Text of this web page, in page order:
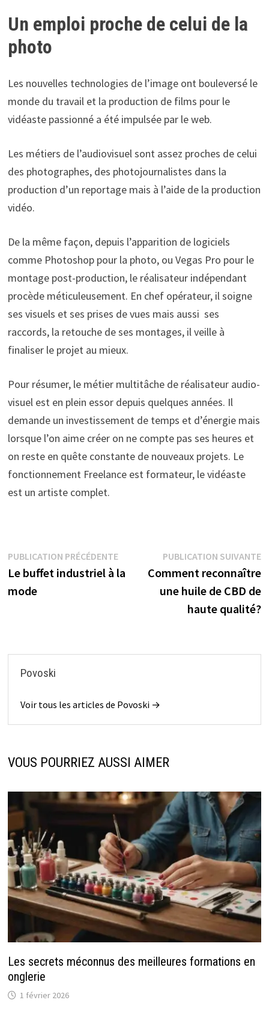
Un emploi proche de celui de la
photo
Les nouvelles technologies de l’image ont bouleversé le
monde du travail et la production de films pour le
vidéaste passionné a été impulsée par le web.
Les métiers de l’audiovisuel sont assez proches de celui
des photographes, des photojournalistes dans la
production d’un reportage mais à l’aide de la production
vidéo.
De la même façon, depuis l’apparition de logiciels
comme Photoshop pour la photo, ou Vegas Pro pour le
montage post-production, le réalisateur indépendant
procède méticuleusement. En chef opérateur, il soigne
ses visuels et ses prises de vues mais aussi ses
raccords, la retouche de ses montages, il veille à
finaliser le projet au mieux.
Pour résumer, le métier multitâche de réalisateur audio-
visuel est en plein essor depuis quelques années. Il
demande un investissement de temps et d’énergie mais
lorsque l’on aime créer on ne compte pas ses heures et
on reste en quête constante de nouveaux projets. Le
fonctionnement Freelance est formateur, le vidéaste
est un artiste complet.
Navigation
de
PUBLICATION PRÉCÉDENTEPublication
précédente :
Le buffet industriel à la
mode
PUBLICATION SUIVANTE
Comment reconnaître
une huile de CBD de
haute qualité?
Povoski
Voir tous les articles de Povoski →
VOUS POURRIEZ AUSSI AIMER
Les secrets méconnus des meilleures formations en
onglerie
1 février 2026